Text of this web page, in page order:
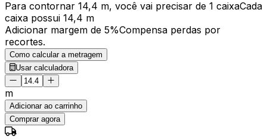
Para contornar 14,4 m, você vai precisar de 1 caixaCada
caixa possui 14,4 m
Adicionar margem de 5%Compensa perdas por
recortes.
Como calcular a metragem
Usar calculadora
m
Adicionar ao carrinho
Comprar agora